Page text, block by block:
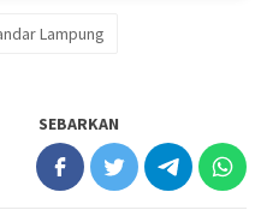
Lampung
SEBARKAN